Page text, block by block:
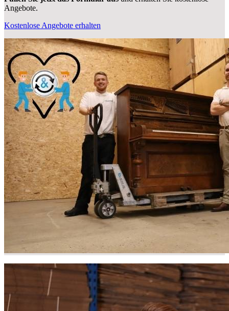
Angebote.
Kostenlose Angebote erhalten